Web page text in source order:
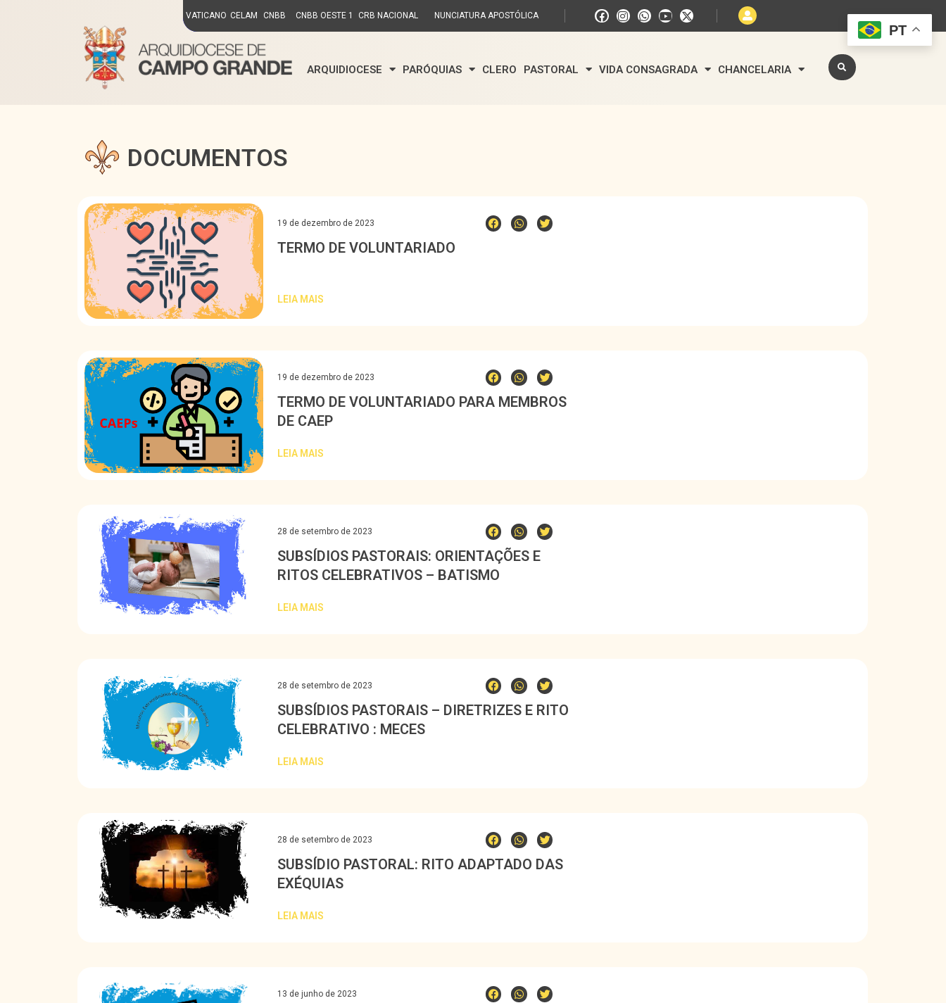
VATICANO CELAM CNBB CNBB OESTE 1 CRB NACIONAL NUNCIATURA APOSTÓLICA
ARQUIDIOCESE PARÓQUIAS CLERO PASTORAL VIDA CONSAGRADA CHANCELARIA
DOCUMENTOS
19 de dezembro de 2023
TERMO DE VOLUNTARIADO
LEIA MAIS
19 de dezembro de 2023
TERMO DE VOLUNTARIADO PARA MEMBROS
DE CAEP
LEIA MAIS
28 de setembro de 2023
SUBSÍDIOS PASTORAIS: ORIENTAÇÕES E
RITOS CELEBRATIVOS – BATISMO
LEIA MAIS
28 de setembro de 2023
SUBSÍDIOS PASTORAIS – DIRETRIZES E RITO
CELEBRATIVO : MECES
LEIA MAIS
28 de setembro de 2023
SUBSÍDIO PASTORAL: RITO ADAPTADO DAS
EXÉQUIAS
LEIA MAIS
13 de junho de 2023
PT